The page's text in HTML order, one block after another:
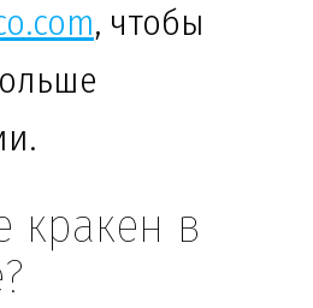
, чтобы
кракен в